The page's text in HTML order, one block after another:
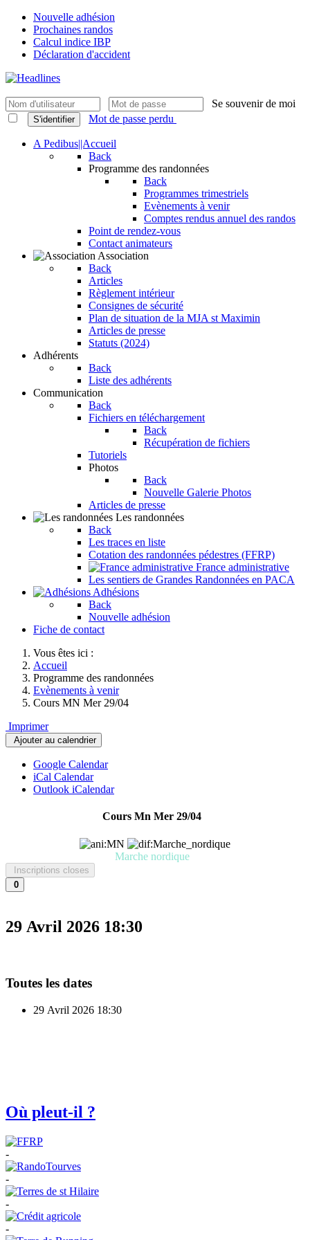
Nouvelle adhésion
Prochaines randos
Calcul indice IBP
Déclaration d'accident
Se souvenir de moi
S'identifier Mot de passe perdu
A Pedibus||Accueil
Back
Programme des randonnées
Back
Programmes trimestriels
Evènements à venir
Comptes rendus annuel des randos
Point de rendez-vous
Contact animateurs
Association
Back
Articles
Règlement intérieur
Consignes de sécurité
Plan de situation de la MJA st Maximin
Articles de presse
Statuts (2024)
Adhérents
Back
Liste des adhérents
Communication
Back
Fichiers en téléchargement
Back
Récupération de fichiers
Tutoriels
Photos
Back
Nouvelle Galerie Photos
Articles de presse
Les randonnées
Back
Les traces en liste
Cotation des randonnées pédestres (FFRP)
France administrative
Les sentiers de Grandes Randonnées en PACA
Adhésions
Back
Nouvelle adhésion
Fiche de contact
Vous êtes ici :
Accueil
Programme des randonnées
Evènements à venir
Cours MN Mer 29/04
Imprimer
Ajouter au calendrier
Google Calendar
iCal Calendar
Outlook iCalendar
Cours Mn Mer 29/04
Marche nordique
Inscriptions closes
0
29 Avril 2026 18:30
Toutes les dates
29 Avril 2026 18:30
Où pleut-il ?
-
-
-
-